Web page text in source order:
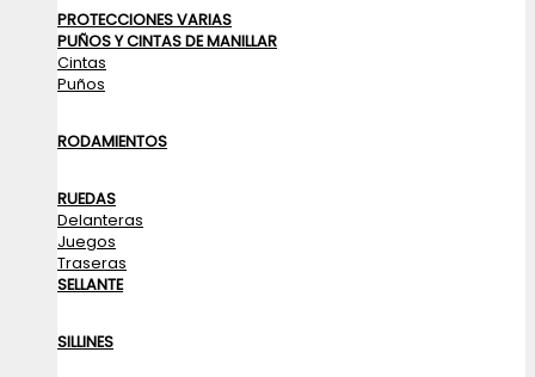
PROTECCIONES VARIAS
PUÑOS Y CINTAS DE MANILLAR
Cintas
Puños
RODAMIENTOS
RUEDAS
Delanteras
Juegos
Traseras
SELLANTE
SILLINES